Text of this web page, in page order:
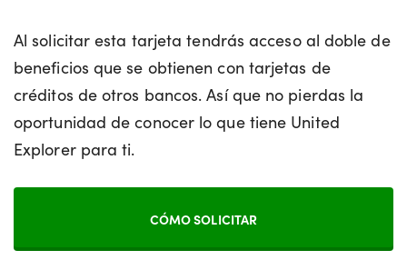
Al solicitar esta tarjeta tendrás acceso al doble de
beneficios que se obtienen con tarjetas de
créditos de otros bancos. Así que no pierdas la
oportunidad de conocer lo que tiene United
Explorer para ti.
CÓMO SOLICITAR